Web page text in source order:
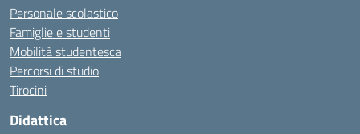
Personale scolastico
Famiglie e studenti
Mobilità studentesca
Percorsi di studio
Tirocini
Didattica